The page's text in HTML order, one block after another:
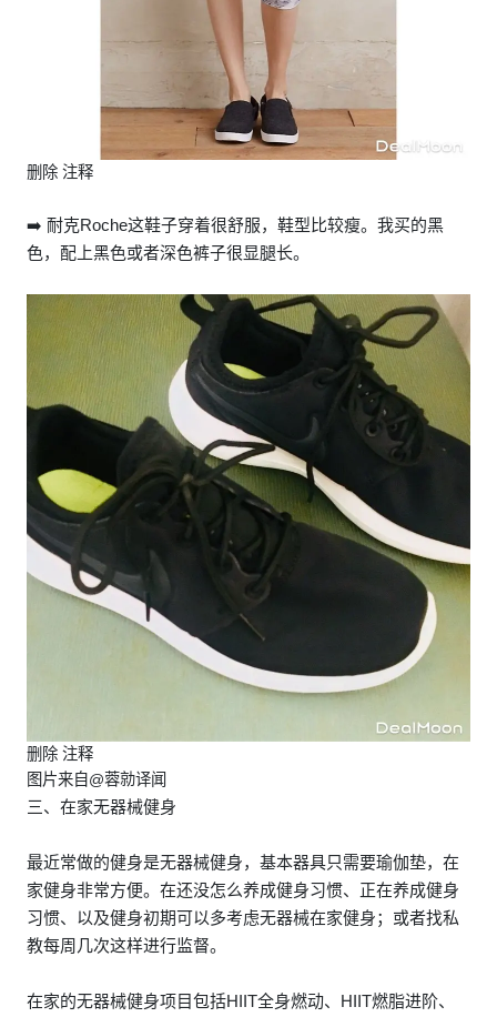
删除 注释
➡️ 耐克Roche这鞋子穿着很舒服，鞋型比较瘦。我买的黑
色，配上黑色或者深色裤子很显腿长。
删除 注释
图片来自@蓉勍译闻
三、在家无器械健身
最近常做的健身是无器械健身，基本器具只需要瑜伽垫，在
家健身非常方便。在还没怎么养成健身习惯、正在养成健身
习惯、以及健身初期可以多考虑无器械在家健身；或者找私
教每周几次这样进行监督。
在家的无器械健身项目包括HIIT全身燃动、HIIT燃脂进阶、